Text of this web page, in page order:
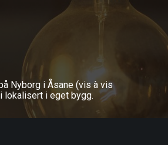
Nyborg i Åsane (vis à vis
lokalisert i eget bygg.